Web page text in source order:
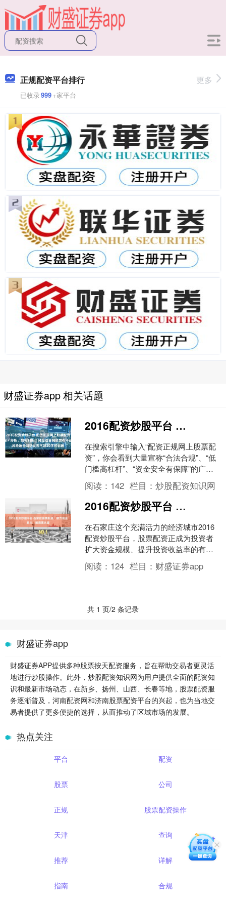
正规配资平台排行
已收录999+家平台
更多
财盛证券app 相关话题
2016配资炒股平台 配资正规网上股票配资随机生成介绍 / 分析 / 如何判断 / 风险适合网站发布不超30字的标题
在搜索引擎中输入“配资正规网上股票配
资”，你会看到大量宣称“合法合规”、“低
门槛高杠杆”、“资金安全有保障”的广
告。这些诱人的词汇背后2016配资炒股
平台，往往....
阅读： 142 栏目：炒股配资知识网
2016配资炒股平台 石家庄股票配资：助力资金放大，投资更从容
在石家庄这个充满活力的经济城市2016
配资炒股平台，股票配资正成为投资者
扩大资金规模、提升投资收益率的有效
途径。 * **高收益：**配资放大资金，可
以获得更高....
阅读： 124 栏目： 财盛证券app
共 1 页/2 条记录
财盛证券app
财盛证券APP提供多种股票按天配资服务，旨在帮助交易者更灵活
地进行炒股操作。此外，炒股配资知识网为用户提供全面的配资知
识和最新市场动态，在新乡、扬州、山西、长春等地，股票配资服
务逐渐普及，河南配资网和济南股票配资平台的兴起，也为当地交
易者提供了更多便捷的选择，从而推动了区域市场的发展。
热点关注
平台 配资
股票 公司
正规 股票配资操作
天津 查询
推荐 详解
指南 合规